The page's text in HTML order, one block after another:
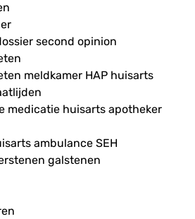
second opinion
meldkamer HAP huisarts
medicatie huisarts apotheker
ambulance SEH
galstenen